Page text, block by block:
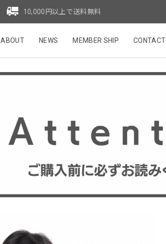
10,000円以上で送料無料
ABOUT NEWS MEMBER SHIP CONTACT